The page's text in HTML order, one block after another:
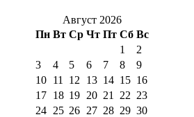
Август 2026
Пн Вт Ср Чт Пт Сб Вс
1
2
3
4 5 6 7 8
9
10 11 12 13 14 15 16
17 18 19 20 21 22 23
24 25 26 27 28 29 30